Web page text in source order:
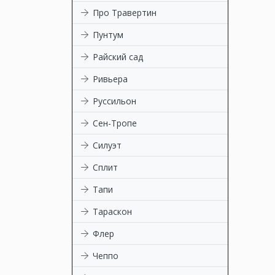
Про Травертин
Пунтум
Райский сад
Ривьера
Руссильон
Сен-Тропе
Силуэт
Сплит
Тапи
Тараскон
Флер
Чеппо